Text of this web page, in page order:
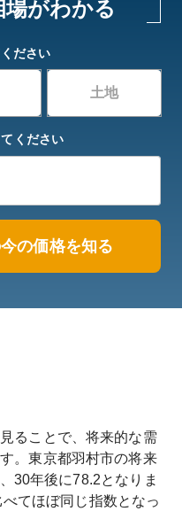
がわかる
ださい
土地
ください
の価格を知る
ることで、将来的な需
。東京都羽村市の将来
30年後に78.2となりま
べてほぼ同じ指数となっ